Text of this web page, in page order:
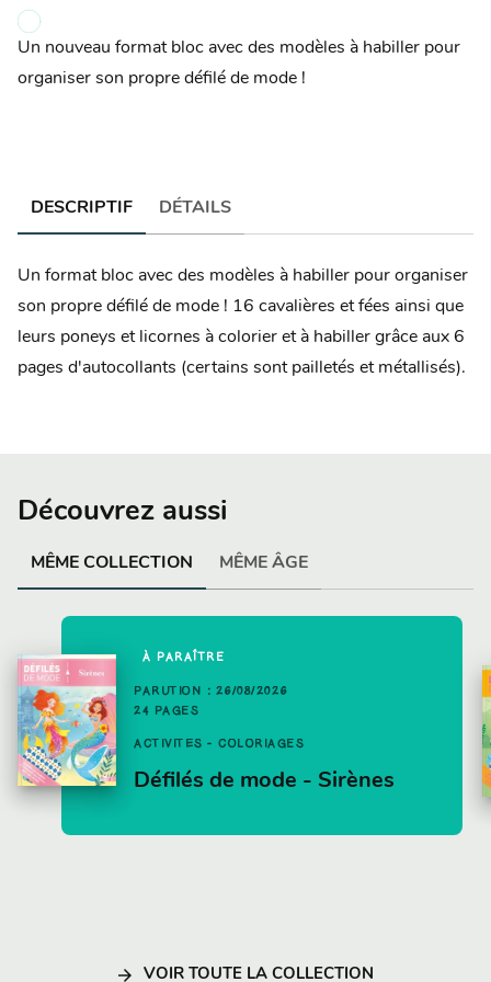
Un nouveau format bloc avec des modèles à habiller pour
organiser son propre défilé de mode !
DESCRIPTIF DÉTAILS
Un format bloc avec des modèles à habiller pour organiser
son propre défilé de mode ! 16 cavalières et fées ainsi que
leurs poneys et licornes à colorier et à habiller grâce aux 6
pages d'autocollants (certains sont pailletés et métallisés).
Découvrez aussi
MÊME COLLECTION MÊME ÂGE
À PARAÎTRE
PARUTION : 26/08/2026
24 PAGES
ACTIVITÉS - COLORIAGES
Défilés de mode - Sirènes
arrow_forward VOIR TOUTE LA COLLECTION